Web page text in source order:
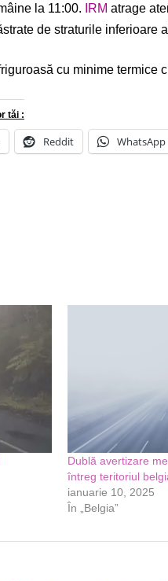
la 11:00. IRM atrage
de straturile inferioare
cu minime
tăi :
Reddit WhatsApp
Dublă avertizare
întreg teritoriul
ianuarie 10, 2025
În „Belgia”